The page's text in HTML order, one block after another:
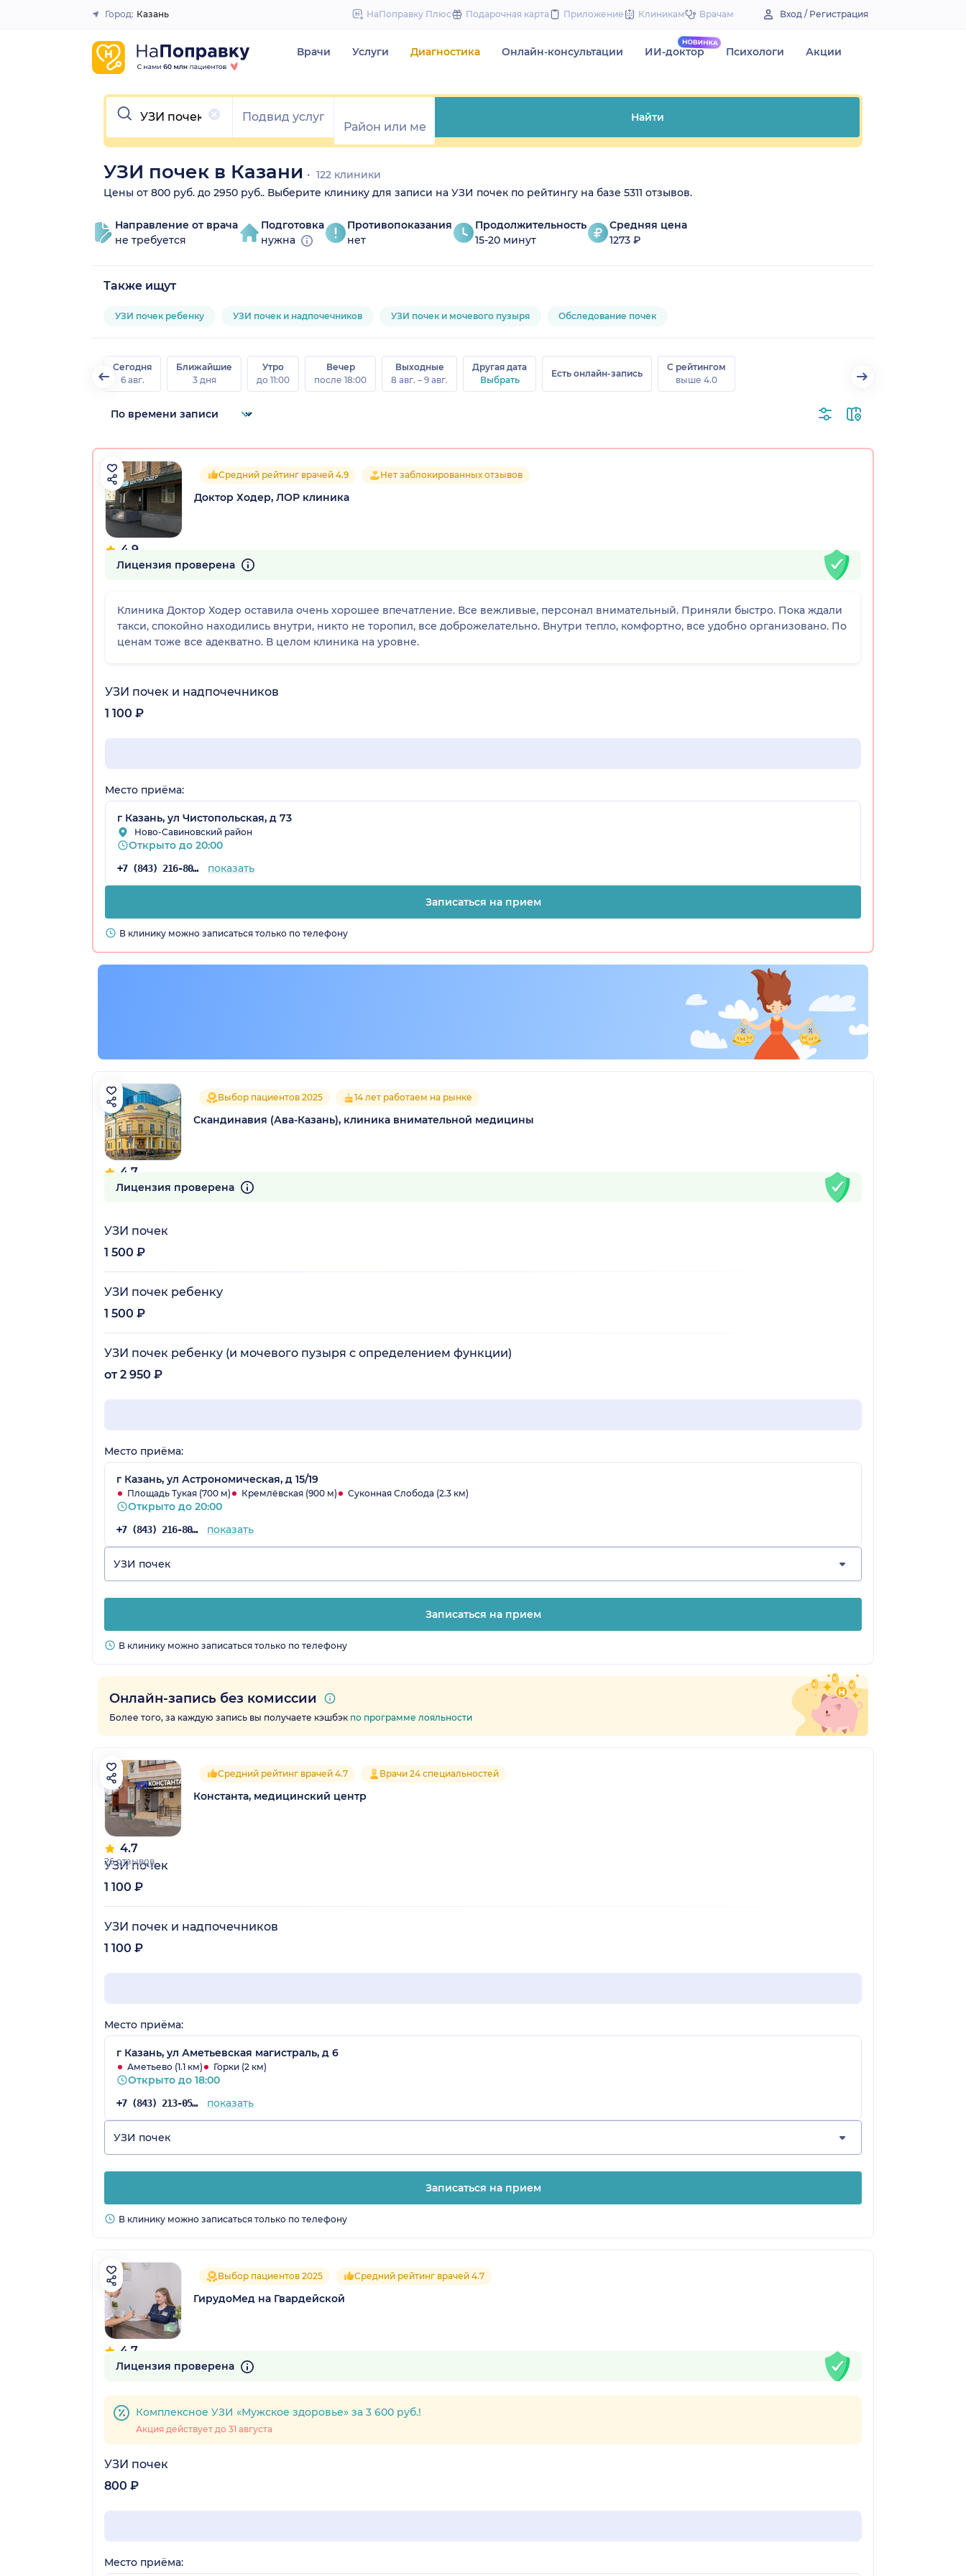
to
Закрыть
Город: Казань НаПоправку Плюс Подарочная карта Приложение Клиникам Врачам Вход / Регистрация
Врачи Услуги Диагностика Онлайн-консультации ИИ-доктор Психологи Акции
Очистить
Найти
УЗИ почек в Казани
122 клиники
Цены от 800 руб. до 2950 руб.. Выберите клинику для записи на УЗИ почек по рейтингу на базе 5311 отзывов.
Направление от врача
не требуется
Подготовка
нужна
Противопоказания
нет
Продолжительность
15-20 минут
Средняя цена
1273 ₽
Также ищут
УЗИ почек ребенку УЗИ почек и надпочечников УЗИ почек и мочевого пузыря Обследование почек
Сегодня
6 авг.
Ближайшие
3 дня
Утро
до 11:00
Вечер
после 18:00
Выходные
8 авг. – 9 авг.
Другая дата
Выбрать
Есть онлайн-запись
С рейтингом
выше 4.0
4.9
79 отзывов
Средний рейтинг врачей 4.9 Нет заблокированных отзывов
Доктор Ходер, ЛОР клиника
Лицензия проверена
Клиника Доктор Ходер оставила очень хорошее впечатление. Все вежливые, персонал внимательный. Приняли быстро. Пока ждали
такси, спокойно находились внутри, никто не торопил, все доброжелательно. Внутри тепло, комфортно, все удобно организовано. По
ценам тоже все адекватно. В целом клиника на уровне.
УЗИ почек и надпочечников
1 100 ₽
Место приёма:
г Казань, ул Чистопольская, д 73
Ново-Савиновский район
Открыто до 20:00
+7 (843) 216-80-17 показать
Записаться на прием
В клинику можно записаться только по телефону
4.7
405 отзывов
Выбор пациентов 2025 14 лет работаем на рынке
Скандинавия (Ава-Казань), клиника внимательной медицины
Лицензия проверена
УЗИ почек
1 500 ₽
УЗИ почек ребенку
1 500 ₽
УЗИ почек ребенку (и мочевого пузыря с определением функции)
от 2 950 ₽
Место приёма:
г Казань, ул Астрономическая, д 15/19
Площадь Тукая (700 м) Кремлёвская (900 м) Суконная Слобода (2.3 км)
Открыто до 20:00
+7 (843) 216-80-34 показать
УЗИ почек
Записаться на прием
В клинику можно записаться только по телефону
Онлайн-запись без комиссии
Более того, за каждую запись вы получаете кэшбэк по программе лояльности
4.7
26 отзывов
Средний рейтинг врачей 4.7 Врачи 24 специальностей
Константа, медицинский центр
УЗИ почек
1 100 ₽
УЗИ почек и надпочечников
1 100 ₽
Место приёма:
г Казань, ул Аметьевская магистраль, д 6
Аметьево (1.1 км) Горки (2 км)
Открыто до 18:00
+7 (843) 213-05-67 показать
УЗИ почек
Записаться на прием
В клинику можно записаться только по телефону
4.7
136 отзывов
Выбор пациентов 2025 Средний рейтинг врачей 4.7
ГирудоМед на Гвардейской
Лицензия проверена
Комплексное УЗИ «Мужское здоровье» за 3 600 руб.!
Акция действует до 31 августа
УЗИ почек
800 ₽
Место приёма: